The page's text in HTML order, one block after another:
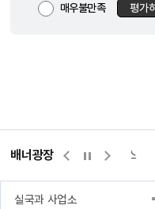
매우불만족
평가
배너광장
량바로처리센터 위택스
실국과 사업소